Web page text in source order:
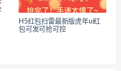
H5红包扫雷最新版虎年ui红
包可发可抢可控